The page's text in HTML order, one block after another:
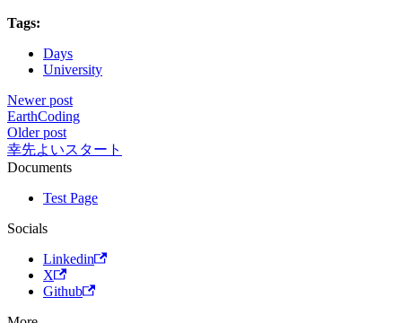
Tags:
Days
University
Newer post
EarthCoding
Older post
幸先よいスタート
Documents
Test Page
Socials
Linkedin
X
Github